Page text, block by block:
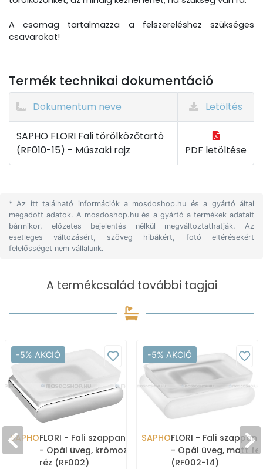
A csomag tartalmazza a felszereléshez szükséges
csavarokat!
Termék technikai dokumentáció
Dokumentum neve Letöltés
SAPHO FLORI Fali törölközőtartó
(RF010-15) - Műszaki rajz
PDF letöltése
* Az itt található információk a mosdoshop.hu és a gyártó által
megadott adatok. A mosdoshop.hu és a gyártó a termékek adatait
bármikor, előzetes bejelentés nélkül megváltoztathatják. Az
esetleges változásért, szöveg hibákért, fotó eltérésekért
felelősséget nem vállalunk.
A termékcsalád további tagjai
-5% AKCIÓ
SAPHOFLORI - Fali szappantartó
- Opál üveg, krómozott
réz (RF002)
-5% AKCIÓ
SAPHOFLORI - Fali
- Opál üveg, matt
(RF002-14)